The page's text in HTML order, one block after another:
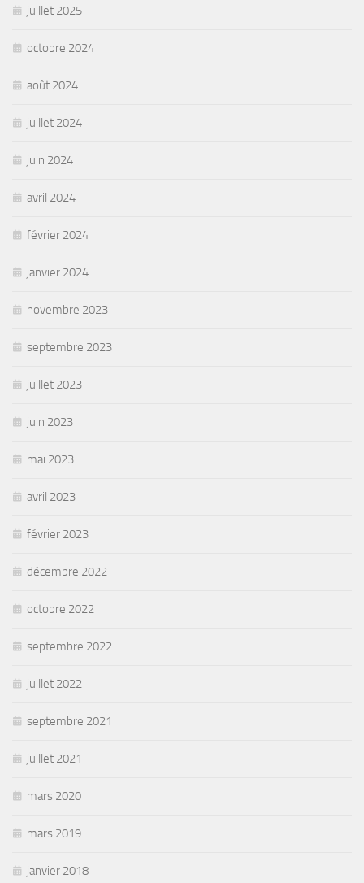
juillet 2025
octobre 2024
août 2024
juillet 2024
juin 2024
avril 2024
février 2024
janvier 2024
novembre 2023
septembre 2023
juillet 2023
juin 2023
mai 2023
avril 2023
février 2023
décembre 2022
octobre 2022
septembre 2022
juillet 2022
septembre 2021
juillet 2021
mars 2020
mars 2019
janvier 2018